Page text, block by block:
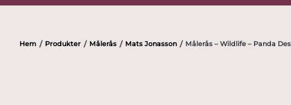
Hem / Produkter / Målerås / Mats Jonasson / Målerås – Wildlife – Panda